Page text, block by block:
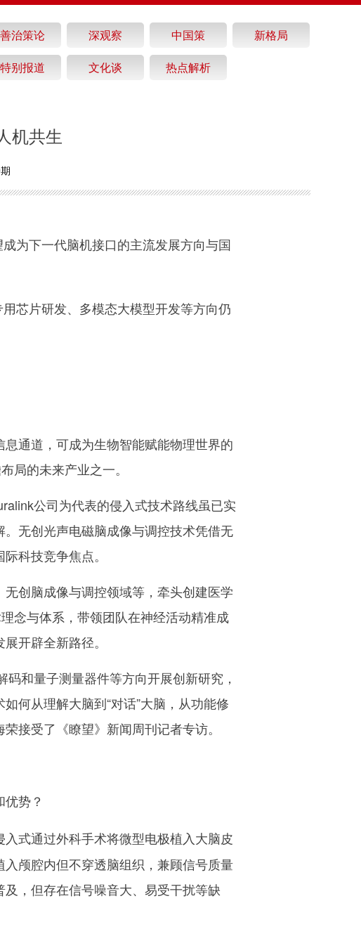
善治策论 深观察 中国策
新格局
特别报道 文化谈 热点解析
机共生
为下一代脑机接口的主流发展方向与国
芯片研发、多模态大模型开发等方向仍
通道，可成为生物智能赋能物理世界的
局的未来产业之一。
公司为代表的侵入式技术路线虽已实
无创光声电磁脑成像与调控技术凭借无
科技竞争焦点。
创脑成像与调控领域等，牵头创建医学
念与体系，带领团队在神经活动精准成
开辟全新路径。
和量子测量器件等方向开展创新研究，
何从理解大脑到“对话”大脑，从功能修
接受了《瞭望》新闻周刊记者专访。
势？
式通过外科手术将微型电极植入大脑皮
颅腔内但不穿透脑组织，兼顾信号质量
，但存在信号噪音大、易受干扰等缺